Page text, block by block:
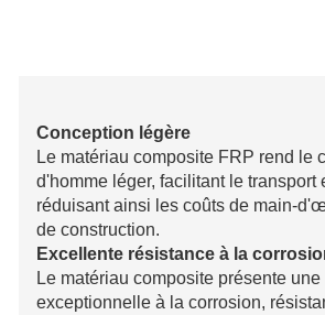
Conception légère
Le matériau composite FRP rend le
d'homme léger, facilitant le transport
réduisant ainsi les coûts de main-
de construction.
Excellente résistance à la
Le matériau composite présente
exceptionnelle à la corrosion,